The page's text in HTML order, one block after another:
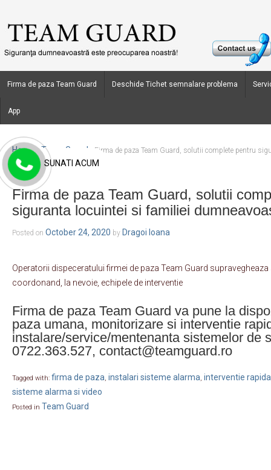
Firma de paza Team Guard Deschide Tichet semnalare problema
App
Home › Team Guard
Firma de paza Team Guard, solutii complete pentru
dumneavoastra.
Firma de paza Team Guard, solutii
siguranta locuintei si familiei
Posted on October 24, 2020 by Dragoi Ioana
Operatorii dispeceratului firmei de paza Team Guard
coordonand, la nevoie, echipele de interventie
Firma de paza Team Guard va pune la
paza umana, monitorizare si interventie
instalare/service/mentenanta sistemelor de
0722.363.527, contact@teamguard.ro
Tagged with: firma de paza, instalari sisteme alarma, interventie rapida
sisteme alarma si video
Posted in Team Guard
SUNATI ACUM